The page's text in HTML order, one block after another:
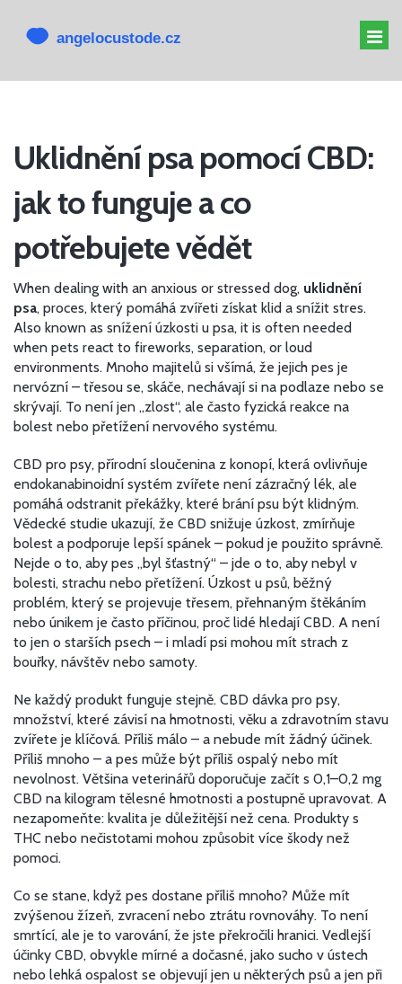
MELATONIN PSOVI
CBD PRO PSA
ALTERNATIVY K CBD
Uklidnění psa pomocí CBD:
jak to funguje a co
potřebujete vědět
When dealing with an anxious or stressed dog, uklidnění
psa, proces, který pomáhá zvířeti získat klid a snížit stres.
Also known as snížení úzkosti u psa, it is often needed
when pets react to fireworks, separation, or loud
environments. Mnoho majitelů si všímá, že jejich pes je
nervózní – třesou se, skáče, nechávají si na podlaze nebo se
skrývají. To není jen „zlost“, ale často fyzická reakce na
bolest nebo přetížení nervového systému.
CBD pro psy, přírodní sloučenina z konopí, která ovlivňuje
endokanabinoidní systém zvířete není zázračný lék, ale
pomáhá odstranit překážky, které brání psu být klidným.
Vědecké studie ukazují, že CBD snižuje úzkost, zmírňuje
bolest a podporuje lepší spánek – pokud je použito správně.
Nejde o to, aby pes „byl šťastný“ – jde o to, aby nebyl v
bolesti, strachu nebo přetížení. Úzkost u psů, běžný
problém, který se projevuje třesem, přehnaným štěkáním
nebo únikem je často příčinou, proč lidé hledají CBD. A není
to jen o starších psech – i mladí psi mohou mít strach z
bouřky, návštěv nebo samoty.
Ne každý produkt funguje stejně. CBD dávka pro psy,
množství, které závisí na hmotnosti, věku a zdravotním stavu
zvířete je klíčová. Příliš málo – a nebude mít žádný účinek.
Příliš mnoho – a pes může být příliš ospalý nebo mít
nevolnost. Většina veterinářů doporučuje začít s 0,1–0,2 mg
CBD na kilogram tělesné hmotnosti a postupně upravovat. A
nezapomeňte: kvalita je důležitější než cena. Produkty s
THC nebo nečistotami mohou způsobit více škody než
pomoci.
Co se stane, když pes dostane příliš mnoho? Může mít
zvýšenou žízeň, zvracení nebo ztrátu rovnováhy. To není
smrtící, ale je to varování, že jste překročili hranici. Vedlejší
účinky CBD, obvykle mírné a dočasné, jako sucho v ústech
nebo lehká ospalost se objevují jen u některých psů a jen při